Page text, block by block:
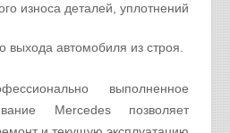
износа деталей, уплотнений
выхода автомобиля из строя.
выполненное
Mercedes позволяет